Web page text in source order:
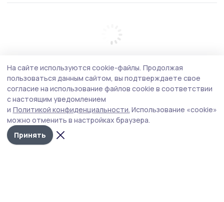
На сайте используются cookie-файлы. Продолжая
пользоваться данным сайтом, вы подтверждаете свое
согласие на использование файлов cookie в соответствии
с настоящим уведомлением
и Политикой конфиденциальности. Использование «cookie»
можно отменить в настройках браузера.
Принять